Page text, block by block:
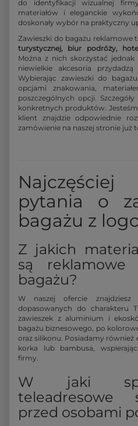
do identyfikacji wizualnej
materiałów i eleganckie
doskonały wybór na praktyczny
Zawieszki do bagażu reklamowe
turystycznej, biur podróży,
Można z nich skorzystać
niewielkie akcesoria
Wybierając zawieszki do
opcjami znakowania,
poszczególnych opcji.
konkretnych produktów.
klient znajdzie odpowiednie
zamówienie na naszej stronie już
pytania o
bagażu z
Z jakich
są reklamowe
bagażu?
W naszej ofercie znajdziesz
dopasowanych do charakteru
zawieszek z aluminium i
bagażu biznesowego, po
oraz silikonu. Posiadamy
korka lub bambusa,
firmy.
W jaki
teleadresowe
przed osobami